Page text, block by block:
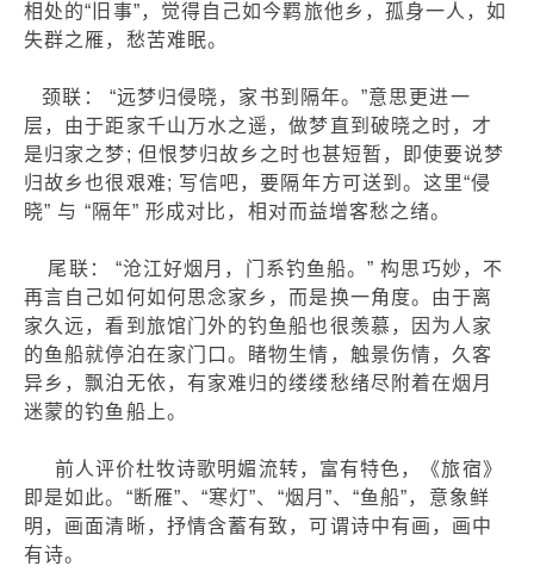
相处的“旧事”，觉得自己如今羁旅他乡，孤身一人，如
失群之雁，愁苦难眠。
颈联： “远梦归侵晓，家书到隔年。”意思更进一
层，由于距家千山万水之遥，做梦直到破晓之时，才
是归家之梦; 但恨梦归故乡之时也甚短暂，即使要说梦
归故乡也很艰难; 写信吧，要隔年方可送到。这里“侵
晓” 与 “隔年” 形成对比，相对而益增客愁之绪。
尾联： “沧江好烟月，门系钓鱼船。” 构思巧妙，不
再言自己如何如何思念家乡，而是换一角度。由于离
家久远，看到旅馆门外的钓鱼船也很羡慕，因为人家
的鱼船就停泊在家门口。睹物生情，触景伤情，久客
异乡，飘泊无依，有家难归的缕缕愁绪尽附着在烟月
迷蒙的钓鱼船上。
前人评价杜牧诗歌明媚流转，富有特色，《旅宿》
即是如此。“断雁”、“寒灯”、“烟月”、“鱼船”，意象鲜
明，画面清晰，抒情含蓄有致，可谓诗中有画，画中
有诗。